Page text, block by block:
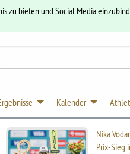
zu bieten und Social Media
Kalender
Nika
Prix-Sieg